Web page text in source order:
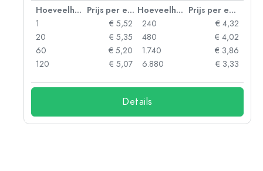
Hoeveelheid Prijs per eenheid Hoeveelheid
Prijs per eenheid
1
€ 5,52
20
€ 5,35
60
€ 5,20
120
€ 5,07
240
€ 4,32
480
€ 4,02
1.740
€ 3,86
6.880
€ 3,33
Details